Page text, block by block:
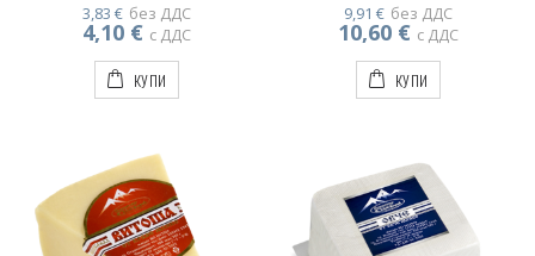
без ДДС
3,83 €
с ДДС
4,10 €
КУПИ
без ДДС
9,91 €
с ДДС
10,60 €
КУПИ